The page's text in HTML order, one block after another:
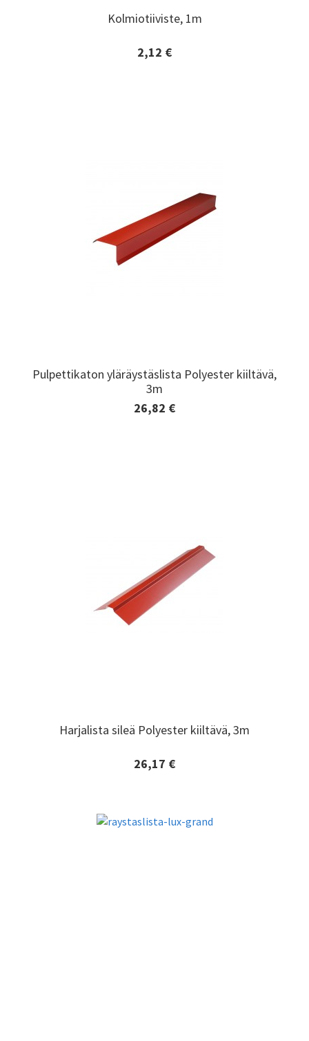
Kolmiotiiviste, 1m
2,12 €
Kolmiotiiviste, 1m
Lisätiedot ja tilaaminen
Pulpettikaton yläräystäslista Polyester kiiltävä,
3m
26,82 €
Pulpettikaton yläräystäslista Polyester kiiltävä,
3m
Lisätiedot ja tilaaminen
Harjalista sileä Polyester kiiltävä, 3m
26,17 €
Harjalista sileä Polyester kiiltävä, 3m
Lisätiedot ja tilaaminen